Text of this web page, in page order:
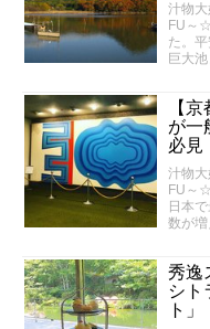
汁物
FU～
た。
巨大池
【
が一
必見
汁物
FU～
日本
数が増
秀逸
シト
ト